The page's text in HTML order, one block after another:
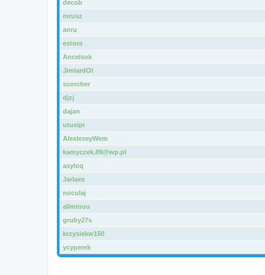
decob
mrusz
anru
estora
Ancelsok
JimlardOl
scorcher
djzj
dajan
utuxipi
AlexlexeyWem
kamyczek.89@wp.pl
asyloq
Jarlaxe
noculaj
allminou
gruby27s
krzysiekw150
ycyperek